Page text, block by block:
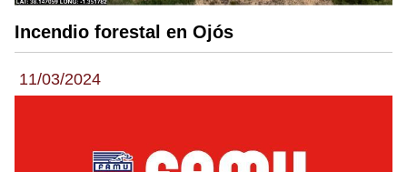
Incendio forestal en Ojós
11/03/2024